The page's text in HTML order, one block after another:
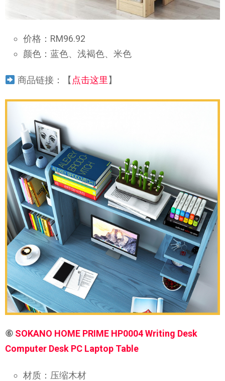
价格：RM96.92
颜色：蓝色、浅褐色、米色
商品链接：【 点击这里 】
⑥ SOKANO HOME PRIME HP0004 Writing Desk
Computer Desk PC Laptop Table
材质：压缩木材